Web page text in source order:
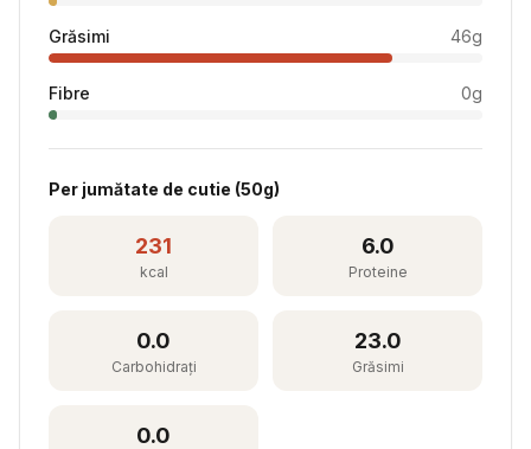
Grăsimi 46g
Fibre 0g
Per jumătate de cutie (50g)
231
kcal
6.0
Proteine
0.0
Carbohidrați
23.0
Grăsimi
0.0